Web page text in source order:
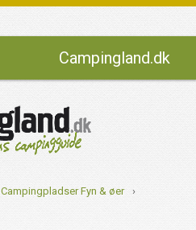
Campingland.dk
Campingpladser Fyn & øer
›